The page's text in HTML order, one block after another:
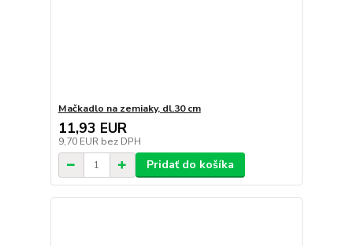
Mačkadlo na zemiaky, dl.30 cm
11,93 EUR
9,70 EUR bez DPH
Pridať do košíka